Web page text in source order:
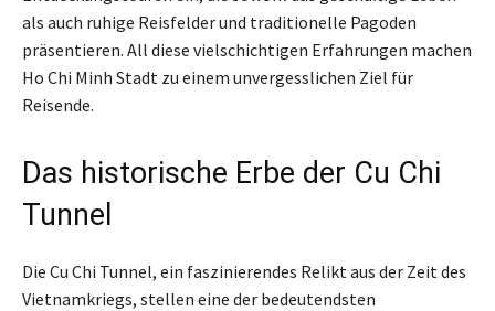
als auch ruhige Reisfelder und traditionelle Pagoden
präsentieren. All diese vielschichtigen Erfahrungen machen
Ho Chi Minh Stadt zu einem unvergesslichen Ziel für
Reisende.
Das historische Erbe der Cu Chi
Tunnel
Die Cu Chi Tunnel, ein faszinierendes Relikt aus der Zeit des
Vietnamkriegs, stellen eine der bedeutendsten